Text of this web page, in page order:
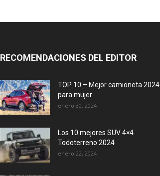
RECOMENDACIONES DEL EDITOR
TOP 10 – Mejor camioneta 2024
para mujer
enero 30, 2024
Los 10 mejores SUV 4×4
Todoterreno 2024
enero 22, 2024